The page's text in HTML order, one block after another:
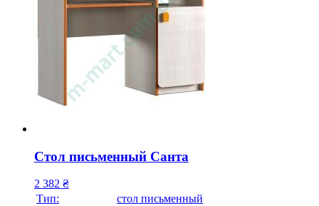
Стол письменный Санта
2 382 ₴
Тип:
стол письменный